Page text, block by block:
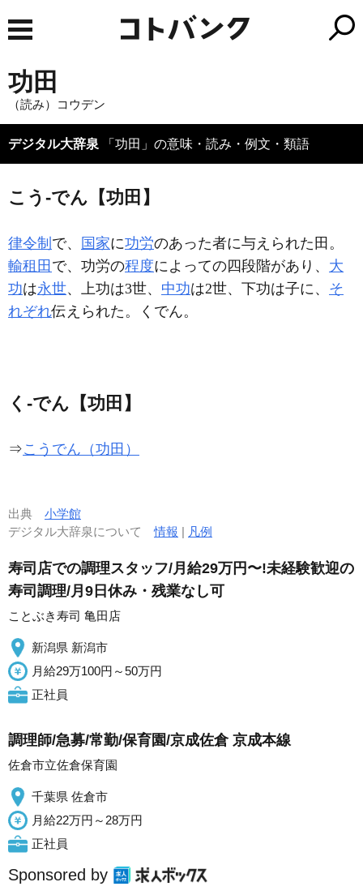
功田
（読み）コウデン
デジタル大辞泉 「功田」の意味・読み・例文・類語
こう‐でん【功田】
律令制 で、 国家に功労のあった者に与えられた田。
輸租田 で、功労の程度によっての四段階があり、 大
功は永世、上功は3世、 中功は2世、下功は子に、 そ
れぞれ伝えられた。くでん。
く‐でん【功田】
⇒こうでん（功田）
出典 小学館
デジタル大辞泉について情報 | 凡例
寿司店での調理スタッフ/月給29万円〜!未経験歓迎の
寿司調理/月9日休み・残業なし可
ことぶき寿司 亀田店
新潟県 新潟市
月給29万100円～50万円
正社員
調理師/急募/常勤/保育園/京成佐倉 京成本線
佐倉市立佐倉保育園
千葉県 佐倉市
月給22万円～28万円
正社員
Sponsored by